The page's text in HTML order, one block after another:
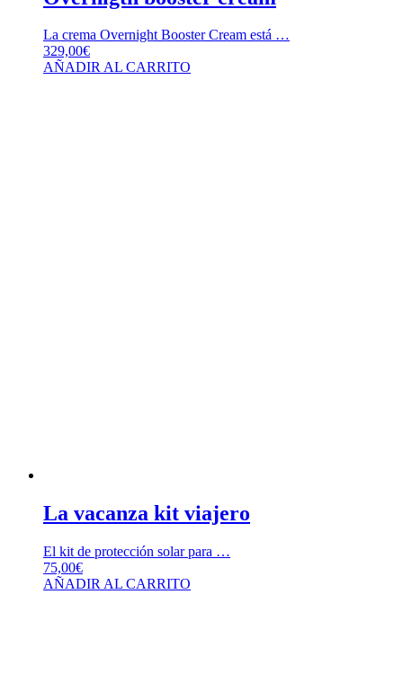
La crema Overnight Booster Cream está …
329,00€
AÑADIR AL CARRITO
La vacanza kit viajero
El kit de protección solar para …
75,00€
AÑADIR AL CARRITO